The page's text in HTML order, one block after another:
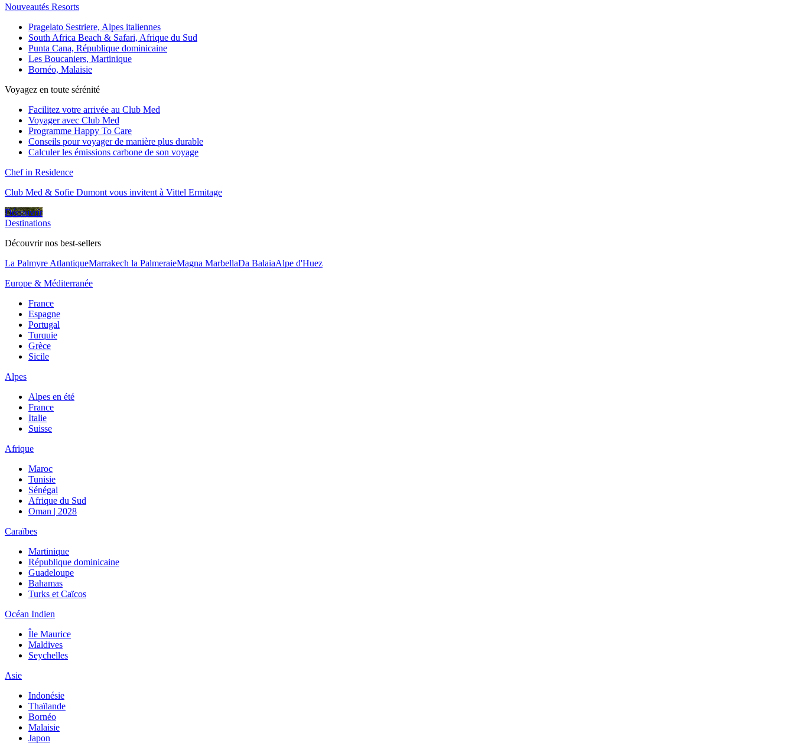
Nouveautés Resorts
Pragelato Sestriere, Alpes italiennes
South Africa Beach & Safari, Afrique du Sud
Punta Cana, République dominicaine
Les Boucaniers, Martinique
Bornéo, Malaisie
Voyagez en toute sérénité
Facilitez votre arrivée au Club Med
Voyager avec Club Med
Programme Happy To Care
Conseils pour voyager de manière plus durable
Calculer les émissions carbone de son voyage
Chef in Residence
Club Med & Sofie Dumont vous invitent à Vittel Ermitage
Découvrir
Destinations
Découvrir nos best-sellers
La Palmyre AtlantiqueMarrakech la PalmeraieMagna MarbellaDa BalaiaAlpe d'Huez
Europe & Méditerranée
France
Espagne
Portugal
Turquie
Grèce
Sicile
Alpes
Alpes en été
France
Italie
Suisse
Afrique
Maroc
Tunisie
Sénégal
Afrique du Sud
Oman | 2028
Caraïbes
Martinique
République dominicaine
Guadeloupe
Bahamas
Turks et Caïcos
Océan Indien
Île Maurice
Maldives
Seychelles
Asie
Indonésie
Thaïlande
Bornéo
Malaisie
Japon